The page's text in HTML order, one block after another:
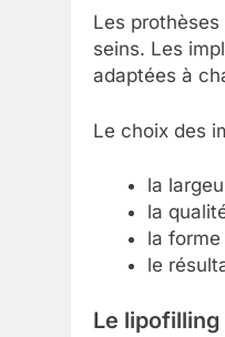
Les
seins. Les
adaptées à
Le choix des
la
la
la
le
Le lipofilling